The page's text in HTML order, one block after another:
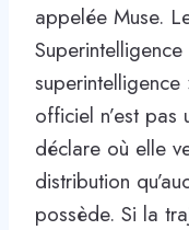
appelée Muse.
officiel n’est
déclare où elle
distribution
possède. Si la